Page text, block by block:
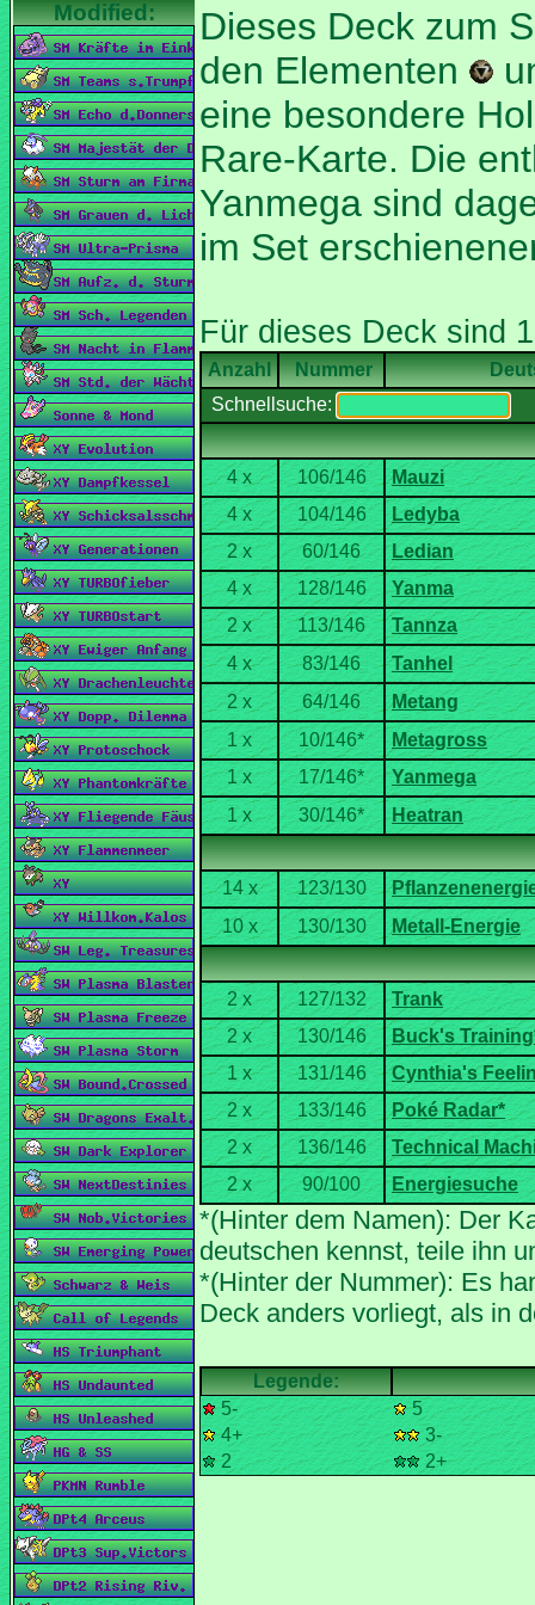
Dieses Deck zum
den Elementen
eine besondere
Rare-Karte. Die
Yanmega sind
Nummer
Schnellsuche:
*(Hinter dem Namen): Der
*(Hinter der Nummer): Es
5-
5
4+
3-
2
2+